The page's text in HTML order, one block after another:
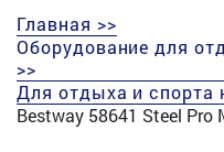
Главная >>
Оборудование для
>>
Для отдыха и спорта
Bestway 58641 Steel Pro